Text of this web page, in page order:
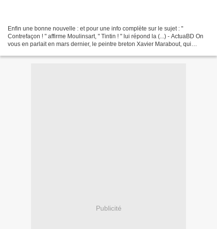
Enfin une bonne nouvelle : et pour une info complète sur le sujet : "
Contrefaçon ! " affirme Moulinsart, " Tintin ! " lui répond la (...) - ActuaBD On
vous en parlait en mars dernier, le peintre breton Xavier Marabout, qui
Publicité